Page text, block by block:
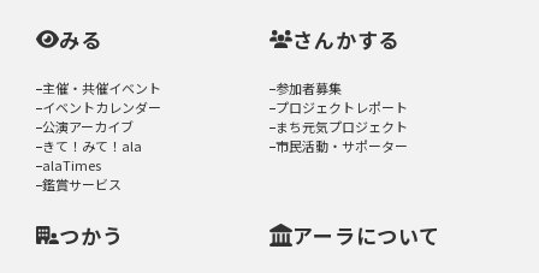
みる
主催・共催イベント
イベントカレンダー
公演アーカイブ
きて！みて！ala
alaTimes
鑑賞サービス
さんかする
参加者募集
プロジェクトレポート
まち元気プロジェクト
市民活動・サポーター
つかう アーラについて